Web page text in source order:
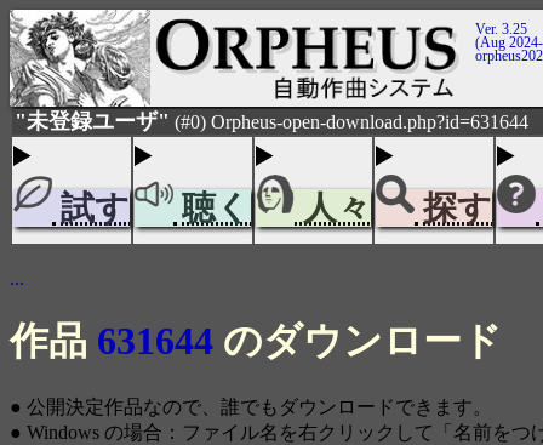
Ver. 3.25
(Aug
"未登録ユーザ" (#0) Orpheus-open-download.php?id=631644
試す 聴く 人々 探す
...
作品 631644 のダウンロード
● 公開決定作品なので、誰でもダウンロードできます。
● Windows の場合：ファイル名を右クリックして「名前をつ